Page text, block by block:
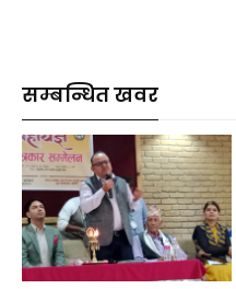
सम्बन्धित खवर